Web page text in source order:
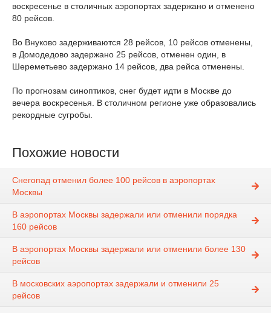
воскресенье в столичных аэропортах задержано и отменено
80 рейсов.
Во Внуково задерживаются 28 рейсов, 10 рейсов отменены,
в Домодедово задержано 25 рейсов, отменен один, в
Шереметьево задержано 14 рейсов, два рейса отменены.
По прогнозам синоптиков, снег будет идти в Москве до
вечера воскресенья. В столичном регионе уже образовались
рекордные сугробы.
Похожие новости
Снегопад отменил более 100 рейсов в аэропортах
Москвы
В аэропортах Москвы задержали или отменили порядка
160 рейсов
В аэропортах Москвы задержали или отменили более 130
рейсов
В московских аэропортах задержали и отменили 25
рейсов